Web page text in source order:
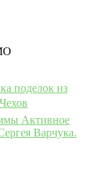
поделок из
Активное
Варчука.